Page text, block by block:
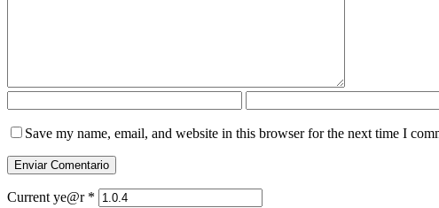
Save my name, email, and website in this browser for the next time I
Current ye@r *